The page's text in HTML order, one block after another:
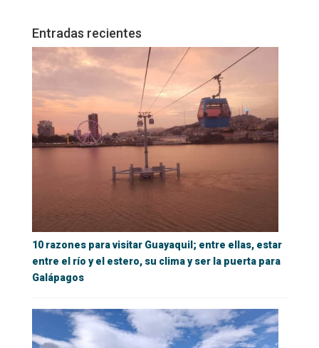
Entradas recientes
10 razones para visitar Guayaquil; entre ellas, estar
entre el río y el estero, su clima y ser la puerta para
Galápagos